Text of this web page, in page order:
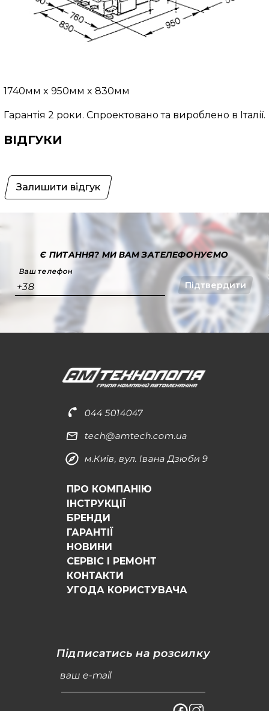
1740мм x 950мм x 830мм
Гарантія 2 роки. Спроектовано та вироблено в Італії.
ВІДГУКИ
Залишити відгук
Є ПИТАННЯ?МИ ВАМ ЗАТЕЛЕФОНУЄМО
Ваш телефон
+38 Підтвердити
044 5014047
tech@amtech.com.ua
м.Київ, вул. Івана Дзюби 9
ПРО КОМПАНІЮ
ІНСТРУКЦІЇ
БРЕНДИ
ГАРАНТІЇ
НОВИНИ
СЕРВІС І РЕМОНТ
КОНТАКТИ
УГОДА КОРИСТУВАЧА
Підписатись на розсилку
ваш e-mail